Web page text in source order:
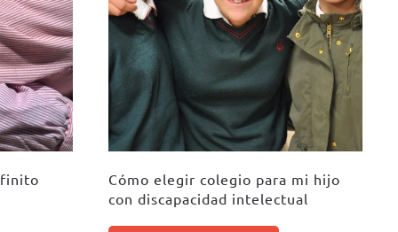
Cómo elegir colegio para mi hijo
con discapacidad intelectual